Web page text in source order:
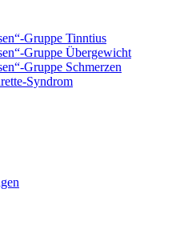
Gruppe Tinntius
Gruppe Übergewicht
Gruppe Schmerzen
Syndrom